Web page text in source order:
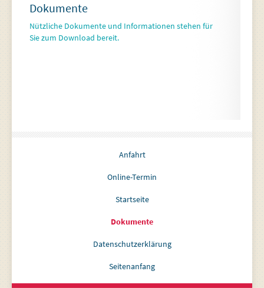
Dokumente
Nützliche Dokumente und Informationen stehen für
Sie zum Download bereit.
Anfahrt
Online-Termin
Startseite
Dokumente
Datenschutzerklärung
Seitenanfang